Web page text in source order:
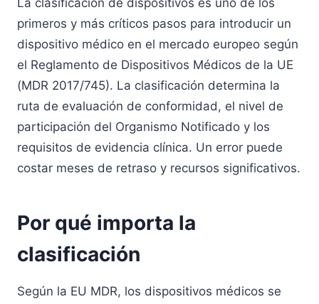
La clasificación de dispositivos es uno de los
primeros y más críticos pasos para introducir un
dispositivo médico en el mercado europeo según
el Reglamento de Dispositivos Médicos de la UE
(MDR 2017/745). La clasificación determina la
ruta de evaluación de conformidad, el nivel de
participación del Organismo Notificado y los
requisitos de evidencia clínica. Un error puede
costar meses de retraso y recursos significativos.
Por qué importa la
clasificación
Según la EU MDR, los dispositivos médicos se